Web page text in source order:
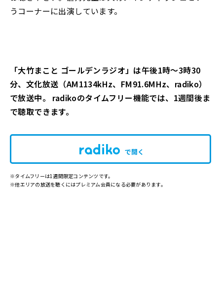
うコーナーに出演しています。
「大竹まこと ゴールデンラジオ」は午後1時～3時30
分、文化放送（AM1134kHz、FM91.6MHz、radiko）
で放送中。 radikoのタイムフリー機能では、1週間後ま
で聴取できます。
で開く
※タイムフリーは1週間限定コンテンツです。
※他エリアの放送を聴くにはプレミアム会員になる必要があります。